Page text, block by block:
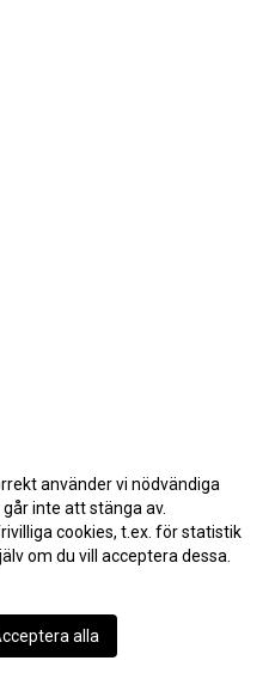
använder vi nödvändiga
inte att stänga av.
cookies, t.ex. för statistik
om du vill acceptera dessa.
alla